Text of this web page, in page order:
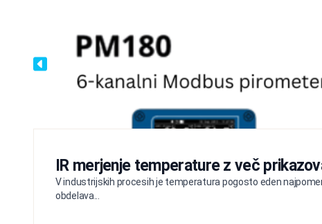
IR merjenje temperature z več
V industrijskih procesih je temperatura pogosto eden
obdelava...